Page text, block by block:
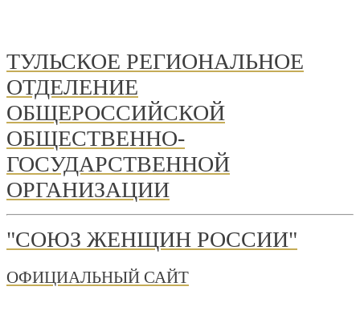
ТУЛЬСКОЕ РЕГИОНАЛЬНОЕ
ОТДЕЛЕНИЕ
ОБЩЕРОССИЙСКОЙ
ОБЩЕСТВЕННО-
ГОСУДАРСТВЕННОЙ
ОРГАНИЗАЦИИ
"СОЮЗ ЖЕНЩИН РОССИИ"
ОФИЦИАЛЬНЫЙ САЙТ